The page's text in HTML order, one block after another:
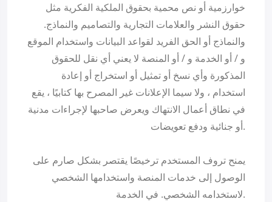
خوارزمية أو نص محمية بحقوق الملكية الفكرية مثل
حقوق النشر والعلامات التجارية والتصاميم والنماذج.
والنماذج أو الحق الفريد لقواعد البيانات واستخدام الموقع
و / أو الخدمة و / أو المنصة لا يعني أي نقل للحقوق
المذكورة وأي نسخ أو تمثيل أو استخراج أو إعادة
استخدام ، ولا سيما الإعلانات غير المصرح بها كتابيًا ، يقع
في نطاق أعمال الانتهاك ويعرض صاحبها لإجراءات مدنية
أو جنائية ودفع تعويضات.
يمنح تروف المستخدم ترخيصًا يقتصر بشكل صارم على
الوصول إلى خدمات المنصة واستخدامها الشخصي
لاستخدامه الشخصي. في الخدمة.